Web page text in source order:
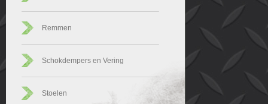
Remmen
Schokdempers en Vering
Stoelen